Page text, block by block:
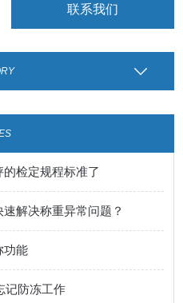
联系我们
检定规程标准了
解决称重异常问题？
功能
记防冻工作